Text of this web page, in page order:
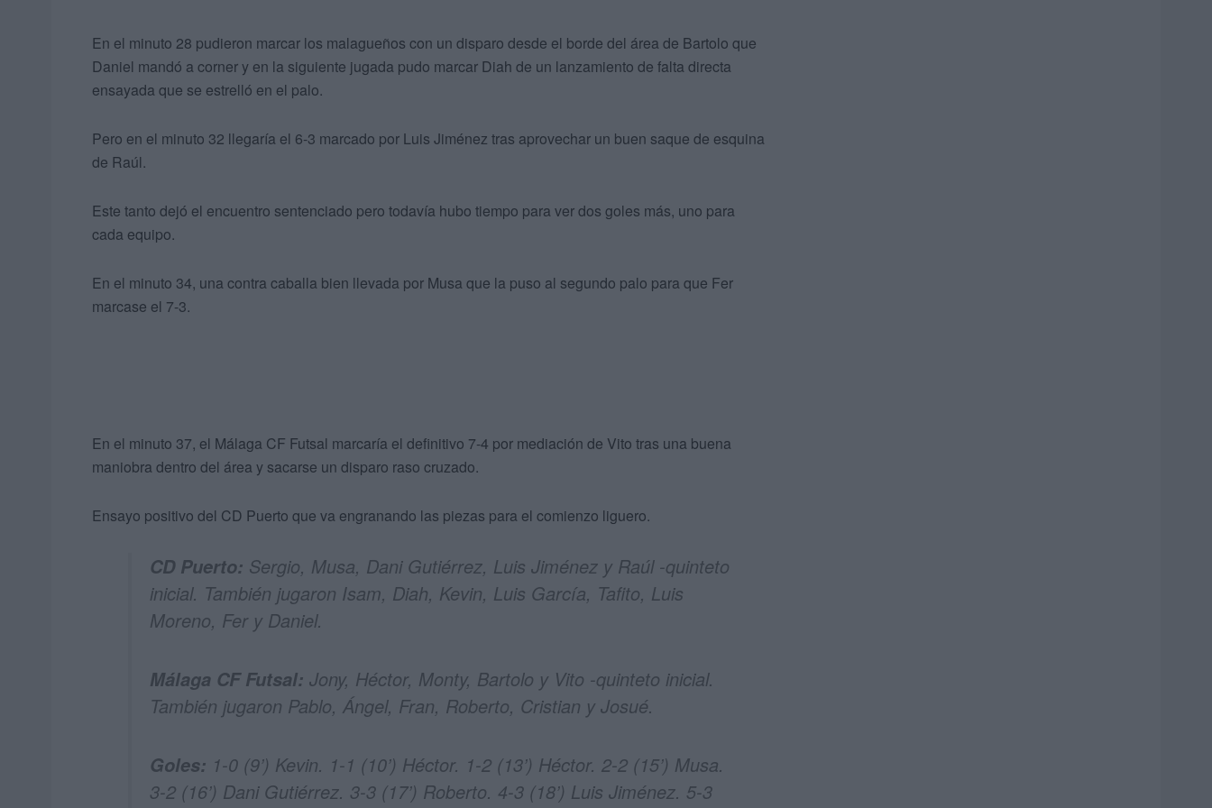
En el minuto 28 pudieron marcar los malagueños con un disparo desde el borde del área de Bartolo que
Daniel mandó a corner y en la siguiente jugada pudo marcar Diah de un lanzamiento de falta directa
ensayada que se estrelló en el palo.
Pero en el minuto 32 llegaría el 6-3 marcado por Luis Jiménez tras aprovechar un buen saque de esquina
de Raúl.
Este tanto dejó el encuentro sentenciado pero todavía hubo tiempo para ver dos goles más, uno para
cada equipo.
En el minuto 34, una contra caballa bien llevada por Musa que la puso al segundo palo para que Fer
marcase el 7-3.
En el minuto 37, el Málaga CF Futsal marcaría el definitivo 7-4 por mediación de Vito tras una buena
maniobra dentro del área y sacarse un disparo raso cruzado.
Ensayo positivo del CD Puerto que va engranando las piezas para el comienzo liguero.
CD Puerto: Sergio, Musa, Dani Gutiérrez, Luis Jiménez y Raúl -quinteto
inicial. También jugaron Isam, Diah, Kevin, Luis García, Tafito, Luis
Moreno, Fer y Daniel.
Málaga CF Futsal: Jony, Héctor, Monty, Bartolo y Vito -quinteto inicial.
También jugaron Pablo, Ángel, Fran, Roberto, Cristian y Josué.
Goles: 1-0 (9’) Kevin. 1-1 (10’) Héctor. 1-2 (13’) Héctor. 2-2 (15’) Musa.
3-2 (16’) Dani Gutiérrez. 3-3 (17’) Roberto. 4-3 (18’) Luis Jiménez. 5-3